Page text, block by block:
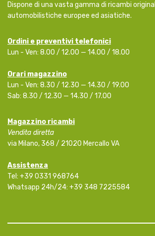
Dispone di una vasta gamma di ricambi
automobilistiche europee ed asiatiche.
Ordini e preventivi telefonici
Lun - Ven: 8.00 / 12.00 — 14.00 / 18.00
Orari magazzino
Lun - Ven: 8.30 / 12.30 — 14.30 / 19.00
Sab: 8.30 / 12.30 — 14.30 / 17.00
Magazzino ricambi
Vendita diretta
via Milano, 368 / 21020 Mercallo VA
Assistenza
Tel: +39 0331 968764
Whatsapp 24h/24: +39 348 7225584